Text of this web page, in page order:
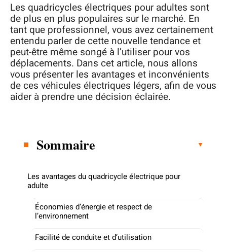
Les quadricycles électriques pour adultes sont
de plus en plus populaires sur le marché. En
tant que professionnel, vous avez certainement
entendu parler de cette nouvelle tendance et
peut-être même songé à l’utiliser pour vos
déplacements. Dans cet article, nous allons
vous présenter les avantages et inconvénients
de ces véhicules électriques légers, afin de vous
aider à prendre une décision éclairée.
Sommaire
Les avantages du quadricycle électrique pour
adulte
Économies d’énergie et respect de
l’environnement
Facilité de conduite et d’utilisation